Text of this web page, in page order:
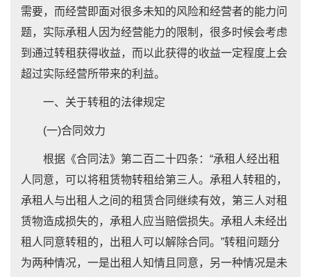
需要，而经营即面对很多未知的风险和经营者的能力问
题，实际承租人因为经营能力的限制，很多时候会考虑
到通过转租获得收益，而以此获得的收益一定程度上会
超过实际经营所带来的利益。
一、关于转租的法律规定
(一)合同效力
根据《合同法》第二百二十四条：“承租人经出租
人同意，可以将租赁物转租给第三人。承租人转租的，
承租人与出租人之间的租赁合同继续有效，第三人对租
赁物造成损失的，承租人应当赔偿损失。承租人未经出
租人同意转租的，出租人可以解除合同。”转租问题分
为两种情况，一是出租人知情且同意，另一种情况是未